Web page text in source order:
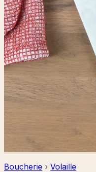
Boucherie › Volaille